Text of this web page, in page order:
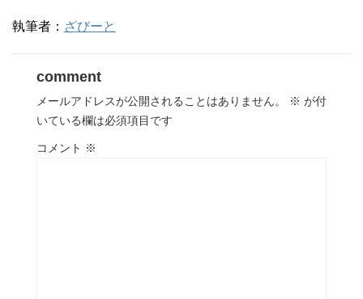
執筆者： ざびーと
comment
メールアドレスが公開されることはありません。 ※ が付
いている欄は必須項目です
コメント ※